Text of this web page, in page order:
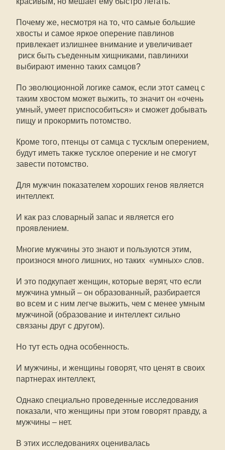
Почему же, несмотря на то, что самые большие
хвосты и самое яркое оперение павлинов
привлекает излишнее внимание и увеличивает
риск быть съеденным хищниками, павлинихи
выбирают именно таких самцов?
По эволюционной логике самок, если этот самец с
таким хвостом может выжить, то значит он «очень
умный, умеет приспособиться» и сможет добывать
пищу и прокормить потомство.
Кроме того, птенцы от самца с тусклым оперением,
будут иметь также тусклое оперение и не смогут
завести потомство.
Для мужчин показателем хороших генов является
интеллект.
И как раз словарный запас и является его
проявлением.
Многие мужчины это знают и пользуются этим,
произнося много лишних, но таких «умных» слов.
И это подкупает женщин, которые верят, что если
мужчина умный – он образованный, разбирается
во всем и с ним легче выжить, чем с менее умным
мужчиной (образование и интеллект сильно
связаны друг с другом).
Но тут есть одна особенность.
И мужчины, и женщины говорят, что ценят в своих
партнерах интеллект,
Однако специально проведенные исследования
показали, что женщины при этом говорят правду, а
мужчины – нет.
В этих исследованиях оценивалась